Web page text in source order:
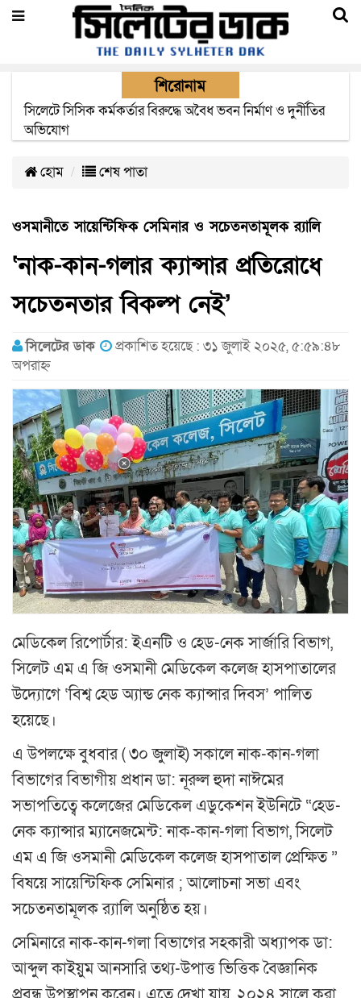
শিরোনাম
২২ ঘণ্টা পর ত্রুটি সেরে জেদ্দার উদ্দেশ্যে ছাড়লো বিমানের ফ্লাইট
হোম শেষ পাতা
ওসমানীতে সায়েন্টিফিক সেমিনার ও সচেতনতামূলক র‌্যালি
‘নাক-কান-গলার ক্যান্সার প্রতিরোধে
সচেতনতার বিকল্প নেই’
সিলেটের ডাক
প্রকাশিত হয়েছে : ৩১ জুলাই ২০২৫, ৫:৫৯:৪৮
অপরাহ্ন
মেডিকেল রিপোর্টার: ইএনটি ও হেড-নেক সার্জারি বিভাগ,
সিলেট এম এ জি ওসমানী মেডিকেল কলেজ হাসপাতালের
উদ্যোগে ‘বিশ্ব হেড অ্যান্ড নেক ক্যান্সার দিবস’ পালিত
হয়েছে।
এ উপলক্ষে বুধবার ( ৩০ জুলাই) সকালে নাক-কান-গলা
বিভাগের বিভাগীয় প্রধান ডা: নূরুল হুদা নাঈমের
সভাপতিত্বে কলেজের মেডিকেল এডুকেশন ইউনিটে “হেড-
নেক ক্যান্সার ম্যানেজমেন্ট: নাক-কান-গলা বিভাগ, সিলেট
এম এ জি ওসমানী মেডিকেল কলেজ হাসপাতাল প্রেক্ষিত ”
বিষয়ে সায়েন্টিফিক সেমিনার ; আলোচনা সভা এবং
সচেতনতামূলক র‌্যালি অনুষ্ঠিত হয়।
সেমিনারে নাক-কান-গলা বিভাগের সহকারী অধ্যাপক ডা:
আব্দুল কাইয়ুম আনসারি তথ্য-উপাত্ত ভিত্তিক বৈজ্ঞানিক